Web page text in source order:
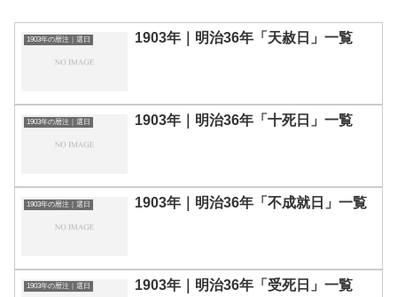
1903年の暦注｜選日 1903年｜明治36年「天赦日」一覧
1903年の暦注｜選日 1903年｜明治36年「十死日」一覧
1903年の暦注｜選日 1903年｜明治36年「不成就日」一覧
1903年の暦注｜選日 1903年｜明治36年「受死日」一覧